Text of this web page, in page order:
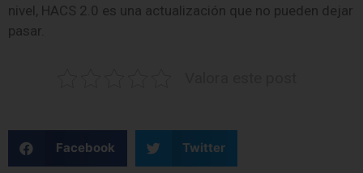
nivel, HACS 2.0 es una actualización que no pueden dejar
pasar.
Facebook Twitter